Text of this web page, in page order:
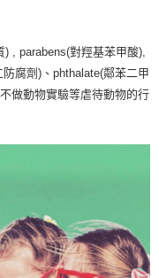
, parabens(對羥基苯甲酸),
腐劑)、phthalate(鄰苯二甲
做動物實驗等虐待動物的行